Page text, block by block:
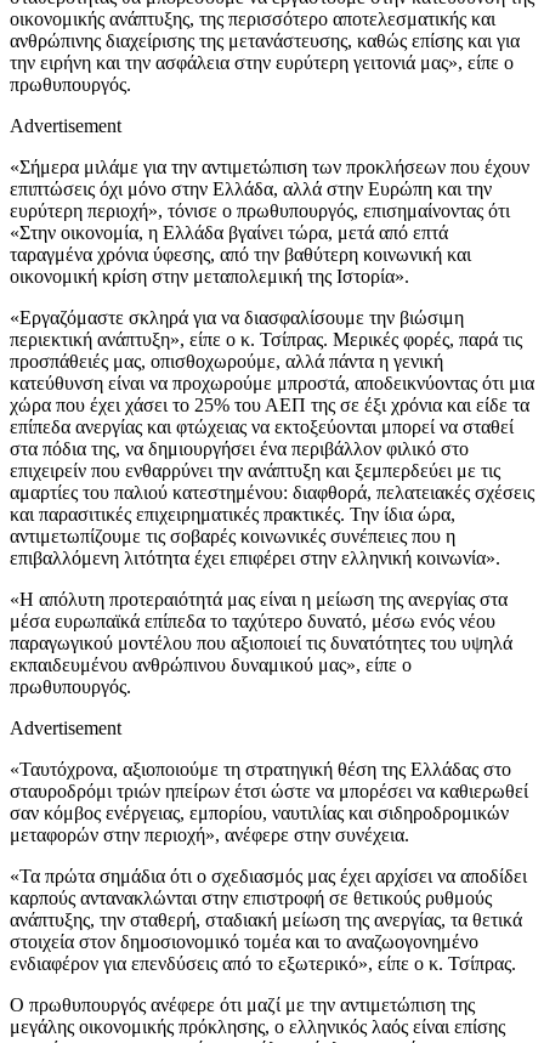
οικονομικής ανάπτυξης, της περισσότερο αποτελεσματικής και
ανθρώπινης διαχείρισης της μετανάστευσης, καθώς επίσης και για
την ειρήνη και την ασφάλεια στην ευρύτερη γειτονιά μας», είπε ο
πρωθυπουργός.
Advertisement
«Σήμερα μιλάμε για την αντιμετώπιση των προκλήσεων που έχουν
επιπτώσεις όχι μόνο στην Ελλάδα, αλλά στην Ευρώπη και την
ευρύτερη περιοχή», τόνισε ο πρωθυπουργός, επισημαίνοντας ότι
«Στην οικονομία, η Ελλάδα βγαίνει τώρα, μετά από επτά
ταραγμένα χρόνια ύφεσης, από την βαθύτερη κοινωνική και
οικονομική κρίση στην μεταπολεμική της Ιστορία».
«Εργαζόμαστε σκληρά για να διασφαλίσουμε την βιώσιμη
περιεκτική ανάπτυξη», είπε ο κ. Τσίπρας. Μερικές φορές, παρά τις
προσπάθειές μας, οπισθοχωρούμε, αλλά πάντα η γενική
κατεύθυνση είναι να προχωρούμε μπροστά, αποδεικνύοντας ότι μια
χώρα που έχει χάσει το 25% του ΑΕΠ της σε έξι χρόνια και είδε τα
επίπεδα ανεργίας και φτώχειας να εκτοξεύονται μπορεί να σταθεί
στα πόδια της, να δημιουργήσει ένα περιβάλλον φιλικό στο
επιχειρείν που ενθαρρύνει την ανάπτυξη και ξεμπερδεύει με τις
αμαρτίες του παλιού κατεστημένου: διαφθορά, πελατειακές σχέσεις
και παρασιτικές επιχειρηματικές πρακτικές. Την ίδια ώρα,
αντιμετωπίζουμε τις σοβαρές κοινωνικές συνέπειες που η
επιβαλλόμενη λιτότητα έχει επιφέρει στην ελληνική κοινωνία».
«Η απόλυτη προτεραιότητά μας είναι η μείωση της ανεργίας στα
μέσα ευρωπαϊκά επίπεδα το ταχύτερο δυνατό, μέσω ενός νέου
παραγωγικού μοντέλου που αξιοποιεί τις δυνατότητες του υψηλά
εκπαιδευμένου ανθρώπινου δυναμικού μας», είπε ο
πρωθυπουργός.
Advertisement
«Ταυτόχρονα, αξιοποιούμε τη στρατηγική θέση της Ελλάδας στο
σταυροδρόμι τριών ηπείρων έτσι ώστε να μπορέσει να καθιερωθεί
σαν κόμβος ενέργειας, εμπορίου, ναυτιλίας και σιδηροδρομικών
μεταφορών στην περιοχή», ανέφερε στην συνέχεια.
«Τα πρώτα σημάδια ότι ο σχεδιασμός μας έχει αρχίσει να αποδίδει
καρπούς αντανακλώνται στην επιστροφή σε θετικούς ρυθμούς
ανάπτυξης, την σταθερή, σταδιακή μείωση της ανεργίας, τα θετικά
στοιχεία στον δημοσιονομικό τομέα και το αναζωογονημένο
ενδιαφέρον για επενδύσεις από το εξωτερικό», είπε ο κ. Τσίπρας.
Ο πρωθυπουργός ανέφερε ότι μαζί με την αντιμετώπιση της
μεγάλης οικονομικής πρόκλησης, ο ελληνικός λαός είναι επίσης